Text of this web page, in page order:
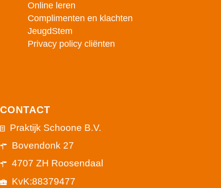
Online leren
Complimenten en klachten
JeugdStem
Privacy policy cliënten
CONTACT
Praktijk Schoone B.V.
Bovendonk 27
4707 ZH Roosendaal
KvK:88379477